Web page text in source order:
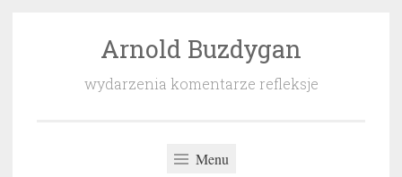
Arnold Buzdygan
wydarzenia komentarze refleksje
Menu